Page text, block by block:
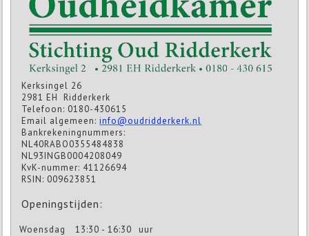
Kerksingel 26
2981 EH Ridderkerk
Telefoon: 0180-430615
Email algemeen:info@oudridderkerk.nl
Bankrekeningnummers:
NL40RABO0355484838
NL93INGB0004208049
KvK-nummer: 41126694
RSIN: 009623851
Openingstijden:
Woensdag 13:30 - 16:30
uur